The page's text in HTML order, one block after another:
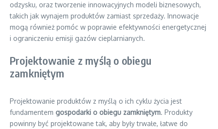
odzysku, oraz tworzenie innowacyjnych modeli biznesowych,
takich jak wynajem produktów zamiast sprzedaży. Innowacje
mogą również pomóc w poprawie efektywności energetycznej
i ograniczeniu emisji gazów cieplarnianych.
Projektowanie z myślą o obiegu
zamkniętym
Projektowanie produktów z myślą o ich cyklu życia jest
fundamentem gospodarki o obiegu zamkniętym. Produkty
powinny być projektowane tak, aby były trwałe, łatwe do